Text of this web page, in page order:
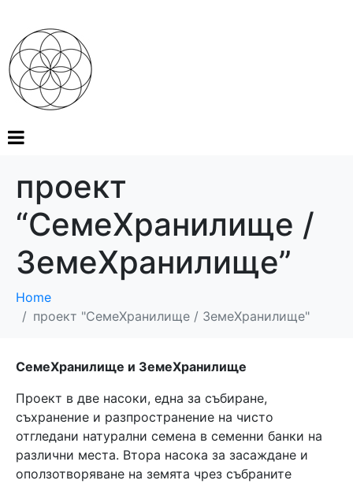
проект
“СемеХранилище /
ЗемеХранилище”
Home
проект "СемеХранилище / ЗемеХранилище"
СемеХранилище и ЗемеХранилище
Проект в две насоки, една за събиране,
съхранение и разпространение на чисто
отгледани натурални семена в семенни банки на
различни места. Втора насока за засаждане и
оползотворяване на земята чрез събраните